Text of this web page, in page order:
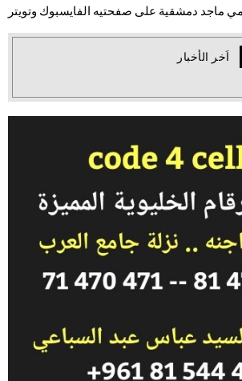
ماجد دمشقية على صفحتيه الفايسبوك وتويتر
اَخر الأخبار